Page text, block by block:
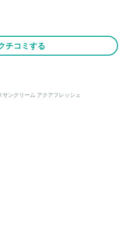
チコミする
サンクリーム アクアフレッシュ